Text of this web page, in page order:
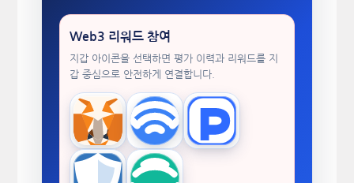
Web3 리워드 참여
지갑 아이콘을 선택하면 평가 이력과 리워드를 지
갑 중심으로 안전하게 연결합니다.
MetaMask WalletConnectTokenPocket